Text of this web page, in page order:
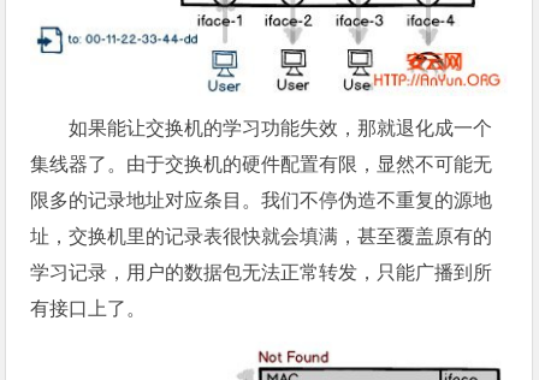
如果能让交换机的学习功能失效，那就退化成一个
集线器了。由于交换机的硬件配置有限，显然不可能无
限多的记录地址对应条目。我们不停伪造不重复的源地
址，交换机里的记录表很快就会填满，甚至覆盖原有的
学习记录，用户的数据包无法正常转发，只能广播到所
有接口上了。